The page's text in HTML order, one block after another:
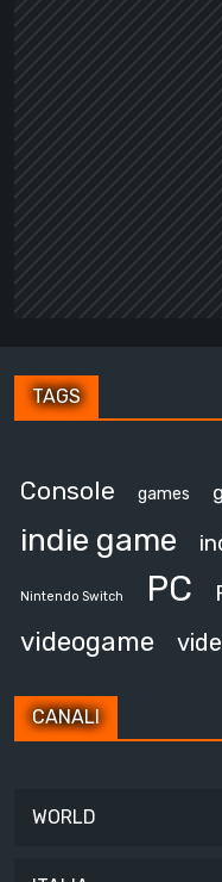
TAGS
Console games
indie game
Nintendo Switch PC
videogame
CANALI
WORLD